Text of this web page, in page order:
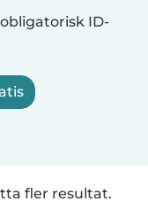
ID-
fler resultat.